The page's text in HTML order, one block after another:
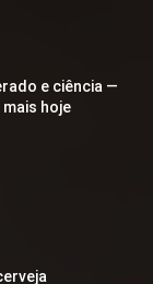
e ciência —
hoje